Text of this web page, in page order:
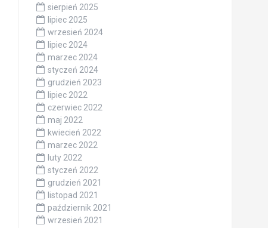
sierpień 2025
lipiec 2025
wrzesień 2024
lipiec 2024
marzec 2024
styczeń 2024
grudzień 2023
lipiec 2022
czerwiec 2022
maj 2022
kwiecień 2022
marzec 2022
luty 2022
styczeń 2022
grudzień 2021
listopad 2021
październik 2021
wrzesień 2021